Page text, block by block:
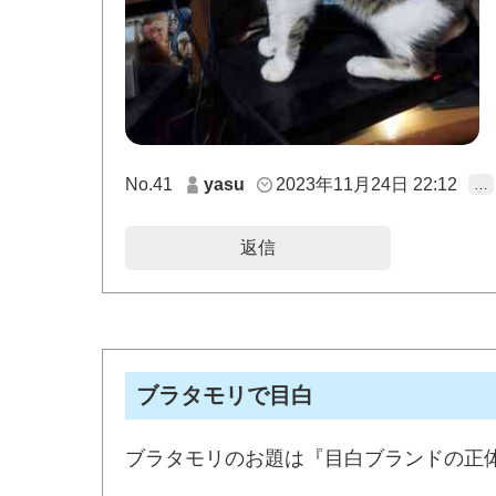
No.41 yasu 2023年11月24日 22:12 …
返信
ブラタモリで目白
ブラタモリのお題は『目白ブランドの正